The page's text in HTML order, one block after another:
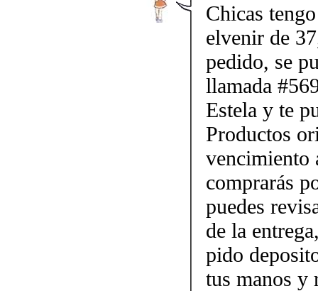
Chicas
elvenir de
pedido, se
llamada
Estela y te
Productos
vencimiento
comprarás
puedes
de la
pido
tus manos y